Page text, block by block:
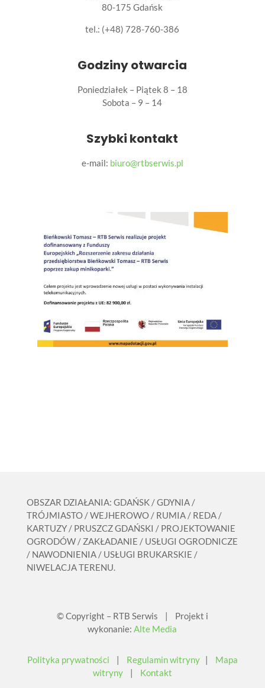
80-175 Gdańsk
tel.: (+48) 728-760-386
Godziny otwarcia
Poniedziałek – Piątek 8 – 18
Sobota – 9 – 14
Szybki kontakt
e-mail: biuro@rtbserwis.pl
OBSZAR DZIAŁANIA: GDAŃSK / GDYNIA /
TRÓJMIASTO / WEJHEROWO / RUMIA / REDA /
KARTUZY / PRUSZCZ GDAŃSKI / PROJEKTOWANIE
OGRODÓW / ZAKŁADANIE / USŁUGI OGRODNICZE
/ NAWODNIENIA / USŁUGI BRUKARSKIE /
NIWELACJA TERENU.
© Copyright – RTB Serwis | Projekt i
wykonanie:Alte Media
Polityka prywatności | Regulamin witryny| Mapa
witryny| Kontakt